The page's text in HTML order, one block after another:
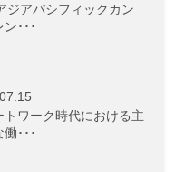
ジアパシフィックカン
ン･･･
トワーク時代における主
･･･